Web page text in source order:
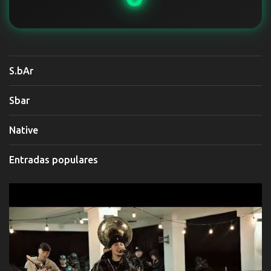
S.bAr
Sbar
Native
Entradas populares